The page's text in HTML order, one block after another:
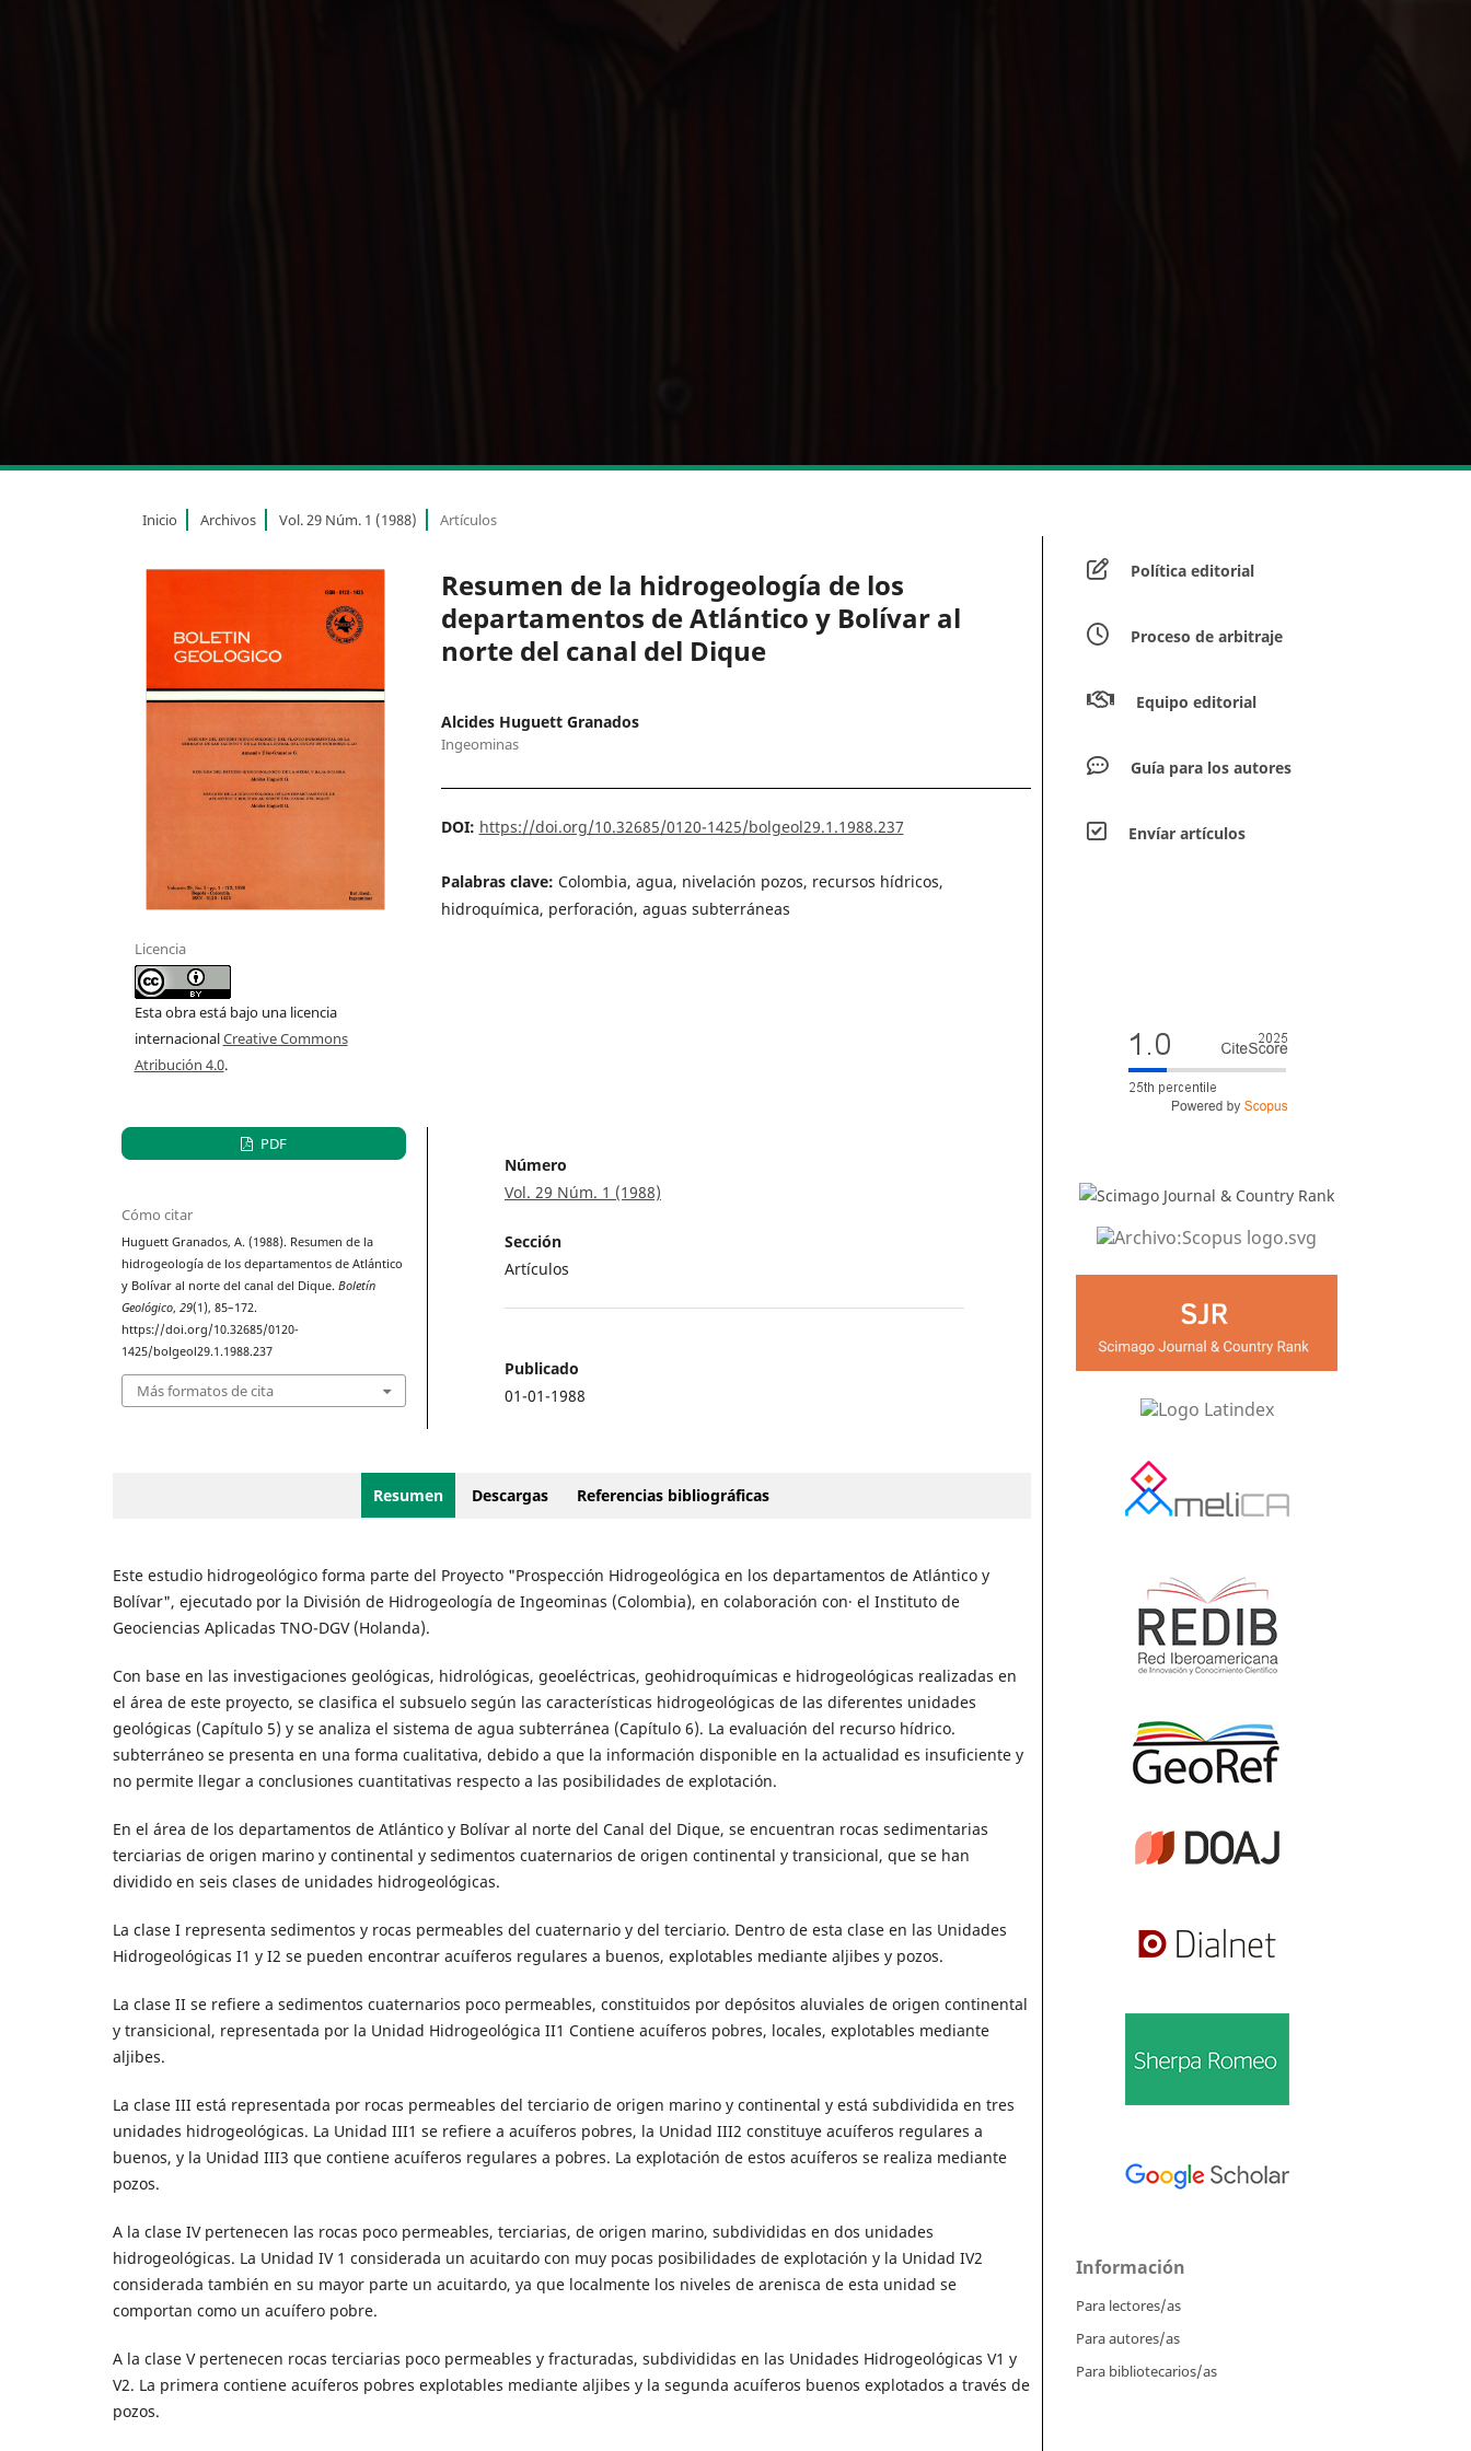
Inicio Archivos Vol. 29 Núm. 1 (1988) Artículos
Resumen de la hidrogeología de los
departamentos de Atlántico y Bolívar al
norte del canal del Dique
Alcides Huguett Granados
Ingeominas
DOI: https://doi.org/10.32685/0120-1425/bolgeol29.1.1988.237
Palabras clave: Colombia, agua, nivelación pozos, recursos hídricos,
hidroquímica, perforación, aguas subterráneas
Licencia
Esta obra está bajo una licencia
internacionalCreative Commons
Atribución 4.0.
PDF
Cómo citar
Huguett Granados, A. (1988). Resumen de la
hidrogeología de los departamentos de Atlántico
y Bolívar al norte del canal del Dique.Boletín
Geológico,29(1), 85–172.
https://doi.org/10.32685/0120-
1425/bolgeol29.1.1988.237
Más formatos de cita
Número
Vol. 29 Núm. 1 (1988)
Sección
Artículos
Publicado
01-01-1988
Resumen Descargas Referencias bibliográficas
Este estudio hidrogeológico forma parte del Proyecto "Prospección Hidrogeológica en los departamentos de Atlántico y
Bolívar", ejecutado por la División de Hidrogeología de Ingeominas (Colombia), en colaboración con· el Instituto de
Geociencias Aplicadas TNO-DGV (Holanda).
Con base en las investigaciones geológicas, hidrológicas, geoeléctricas, geohidroquímicas e hidrogeológicas realizadas en
el área de este proyecto, se clasifica el subsuelo según las características hidrogeológicas de las diferentes unidades
geológicas (Capítulo 5) y se analiza el sistema de agua subterránea (Capítulo 6). La evaluación del recurso hídrico.
subterráneo se presenta en una forma cualitativa, debido a que la información disponible en la actualidad es insuficiente y
no permite llegar a conclusiones cuantitativas respecto a las posibilidades de explotación.
En el área de los departamentos de Atlántico y Bolívar al norte del Canal del Dique, se encuentran rocas sedimentarias
terciarias de origen marino y continental y sedimentos cuaternarios de origen continental y transicional, que se han
dividido en seis clases de unidades hidrogeológicas.
La clase I representa sedimentos y rocas permeables del cuaternario y del terciario. Dentro de esta clase en las Unidades
Hidrogeológicas I1 y I2 se pueden encontrar acuíferos regulares a buenos, explotables mediante aljibes y pozos.
La clase II se refiere a sedimentos cuaternarios poco permeables, constituidos por depósitos aluviales de origen continental
y transicional, representada por la Unidad Hidrogeológica II1 Contiene acuíferos pobres, locales, explotables mediante
aljibes.
La clase III está representada por rocas permeables del terciario de origen marino y continental y está subdividida en tres
unidades hidrogeológicas. La Unidad III1 se refiere a acuíferos pobres, la Unidad III2 constituye acuíferos regulares a
buenos, y la Unidad III3 que contiene acuíferos regulares a pobres. La explotación de estos acuíferos se realiza mediante
pozos.
A la clase IV pertenecen las rocas poco permeables, terciarias, de origen marino, subdivididas en dos unidades
hidrogeológicas. La Unidad IV 1 considerada un acuitardo con muy pocas posibilidades de explotación y la Unidad IV2
considerada también en su mayor parte un acuitardo, ya que localmente los niveles de arenisca de esta unidad se
comportan como un acuífero pobre.
A la clase V pertenecen rocas terciarias poco permeables y fracturadas, subdivididas en las Unidades Hidrogeológicas V1 y
V2. La primera contiene acuíferos pobres explotables mediante aljibes y la segunda acuíferos buenos explotados a través de
pozos.
Política editorial
Proceso de arbitraje
Equipo editorial
Guía para los autores
Envíar artículos
Información
Para lectores/as
Para autores/as
Para bibliotecarios/as